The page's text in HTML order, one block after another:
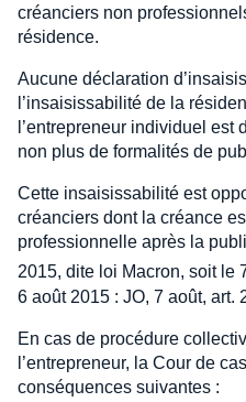
créanciers non
résidence.
Aucune déclaration
l’insaisissabilité de la
l’entrepreneur individuel
non plus de formalités de
Cette insaisissabilité est
créanciers dont la créance
professionnelle après la
2015, dite loi Macron, soit le
6 août 2015 : JO, 7 août, art.
En cas de procédure
l’entrepreneur, la Cour de
conséquences suivantes :